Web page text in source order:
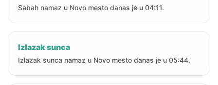
Sabah namaz u Novo mesto danas je u 04:11.
Izlazak sunca
Izlazak sunca namaz u Novo mesto danas je u 05:44.